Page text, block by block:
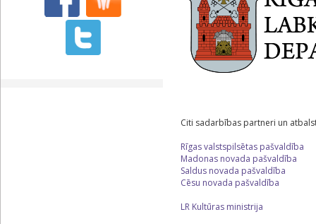
Citi sadarbības partneri un
Rīgas valstspilsētas pašvaldība
Madonas novada pašvaldība
Saldus novada pašvaldība
Cēsu novada pašvaldība
LR Kultūras ministrija